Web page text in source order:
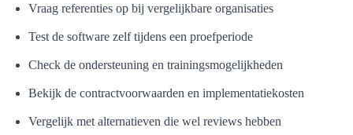
Vraag referenties op bij vergelijkbare organisaties
Test de software zelf tijdens een proefperiode
Check de ondersteuning en trainingsmogelijkheden
Bekijk de contractvoorwaarden en implementatiekosten
Vergelijk met alternatieven die wel reviews hebben